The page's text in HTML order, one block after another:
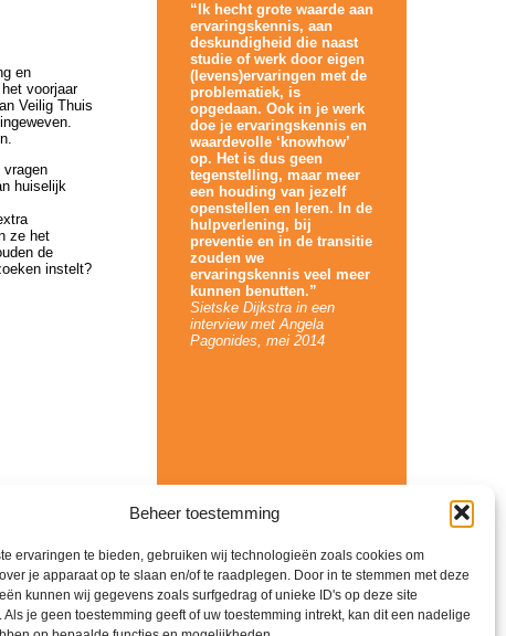
Beheer toestemming
ervaringen te bieden, gebruiken wij technologieën zoals cookies om
je apparaat op te slaan en/of te raadplegen. Door in te stemmen met deze
kunnen wij gegevens zoals surfgedrag of unieke ID's op deze site
Als je geen toestemming geeft of uw toestemming intrekt, kan dit een nadelige
en
voorjaar
Veilig Thuis
vragen
huiselijk
ze het
de
instelt?
“Ik hecht grote waarde aan
ervaringskennis, aan
deskundigheid die naast
studie of werk door eigen
(levens)ervaringen met de
problematiek, is
opgedaan. Ook in je werk
doe je ervaringskennis en
waardevolle ‘knowhow’
op. Het is dus geen
tegenstelling, maar meer
een houding van jezelf
openstellen en leren. In de
hulpverlening, bij
preventie en in de transitie
zouden we
ervaringskennis veel meer
kunnen benutten.”
Sietske Dijkstra in een
interview met Angela
Pagonides, mei 2014